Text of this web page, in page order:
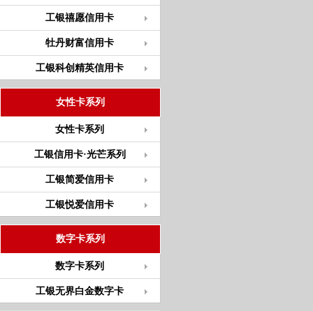
工银禧愿信用卡
牡丹财富信用卡
工银科创精英信用卡
女性卡系列
女性卡系列
工银信用卡·光芒系列
工银简爱信用卡
工银悦爱信用卡
数字卡系列
数字卡系列
工银无界白金数字卡